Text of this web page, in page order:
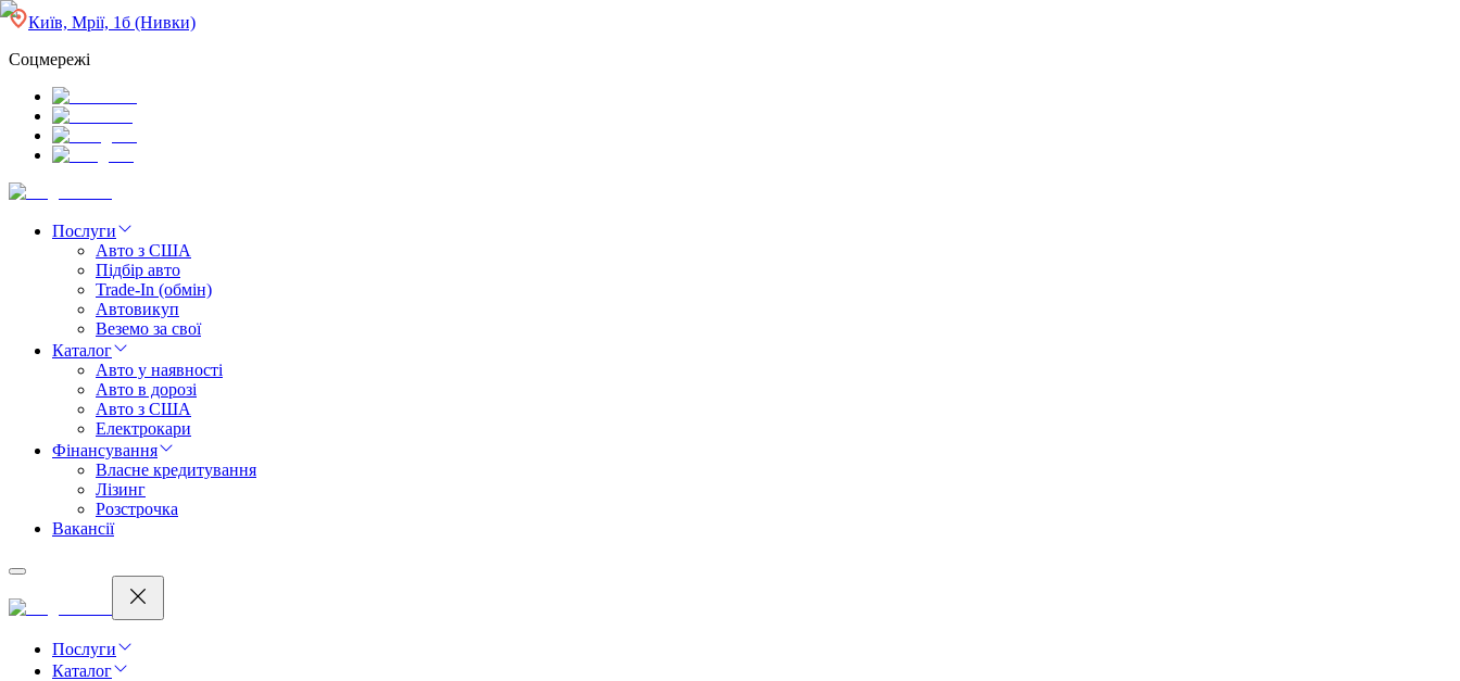
Київ, Мрії, 1б (Нивки)
Соцмережі
Послуги
Авто з США
Підбір авто
Trade-In (обмін)
Автовикуп
Веземо за свої
Каталог
Авто у наявності
Авто в дорозі
Авто з США
Електрокари
Фінансування
Власне кредитування
Лізинг
Розстрочка
Вакансії
Послуги
Каталог